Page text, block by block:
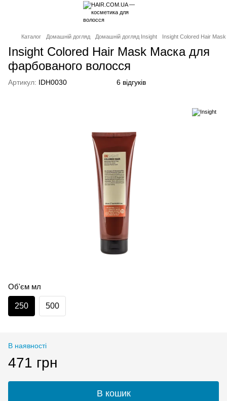
Каталог Домашній догляд Домашній догляд Insight Insight Colored Hair
Insight Colored Hair Mask Маска для
фарбованого волосся
Артикул: IDH0030 6 відгуків
Об'єм мл
250 500
В наявності
471 грн
В кошик